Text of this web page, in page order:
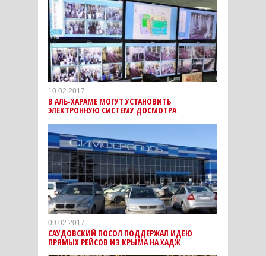
10.02.2017
В АЛЬ-ХАРАМЕ МОГУТ УСТАНОВИТЬ
ЭЛЕКТРОННУЮ СИСТЕМУ ДОСМОТРА
09.02.2017
САУДОВСКИЙ ПОСОЛ ПОДДЕРЖАЛ ИДЕЮ
ПРЯМЫХ РЕЙСОВ ИЗ КРЫМА НА ХАДЖ